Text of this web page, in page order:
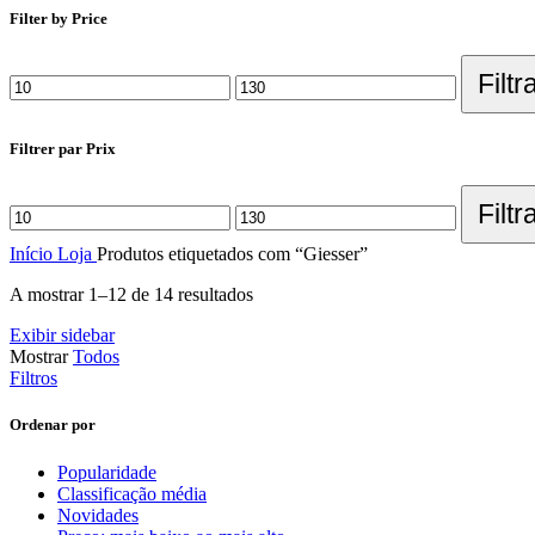
Filter by Price
Filtrer par Prix
Início Loja Produtos etiquetados com “Giesser”
A mostrar 1–12 de 14 resultados
Exibir sidebar
MostrarTodos
Filtros
Ordenar por
Popularidade
Classificação média
Novidades